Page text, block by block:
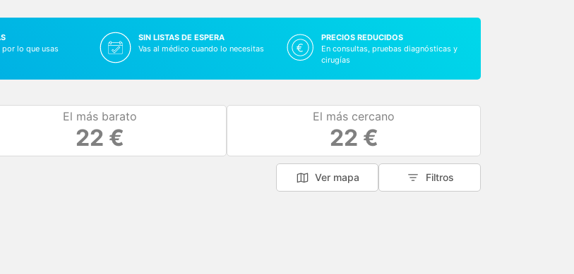
lo que usas
SIN LISTAS DE ESPERA
Vas al médico cuando lo necesitas
PRECIOS REDUCIDOS
En consultas, pruebas diagnósticas y
cirugías
El más barato
22 €
El más cercano
22 €
Ver mapa Filtros